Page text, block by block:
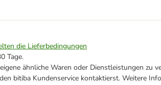
die Lieferbedingungen
Tage.
ähnliche Waren oder Dienstleistungen zu
bitiba Kundenservice kontaktierst. Weitere